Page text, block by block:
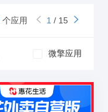
个应用 1 / 15
微擎应用